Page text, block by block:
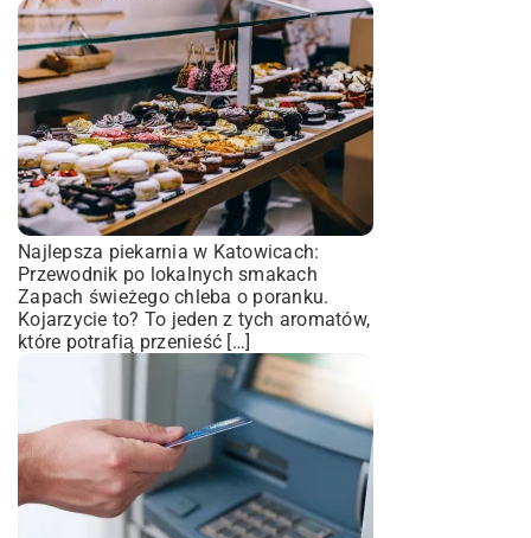
Najlepsza piekarnia w Katowicach:
Przewodnik po lokalnych smakach
Zapach świeżego chleba o poranku.
Kojarzycie to? To jeden z tych aromatów,
które potrafią przenieść […]